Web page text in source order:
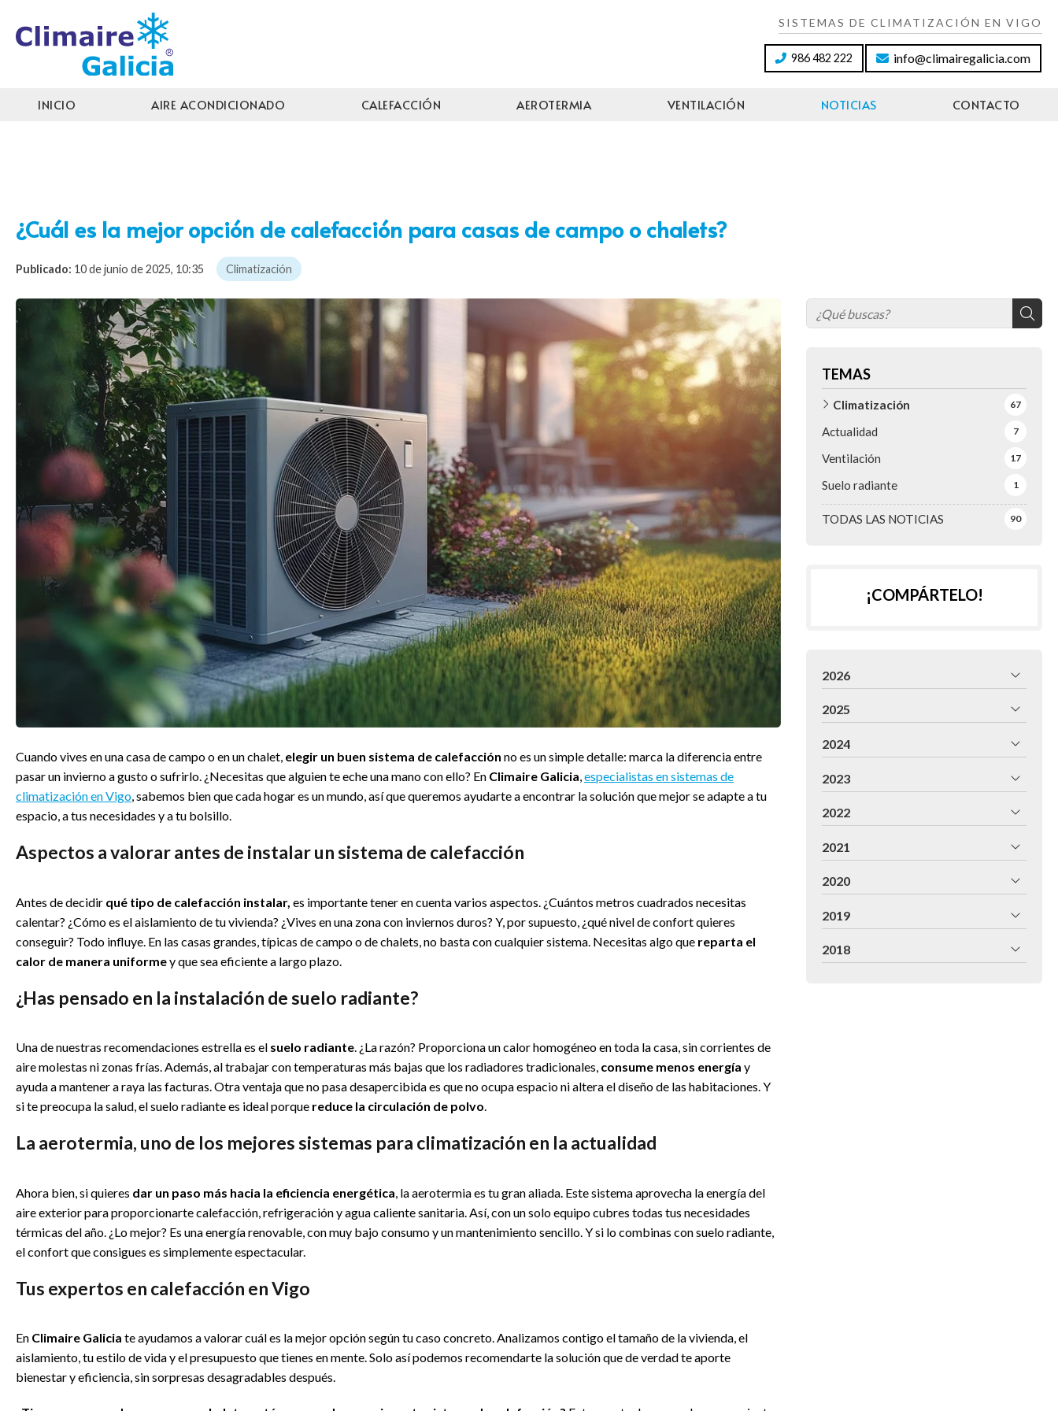
SISTEMAS DE CLIMATIZACIÓN EN VIGO
986 482 222 info@climairegalicia.com
INICIO AIRE ACONDICIONADO CALEFACCIÓN AEROTERMIA VENTILACIÓN NOTICIAS CONTACTO
¿Cuál es la mejor opción de calefacción para casas de campo o chalets?
Publicado: 10 de junio de 2025, 10:35 Climatización
TEMAS
TODAS LAS NOTICIAS 90
Climatización 67
Actualidad 7
Ventilación 17
Suelo radiante 1
Cuando vives en una casa de campo o en un chalet, elegir un buen sistema de calefacción no es un simple detalle: marca la diferencia entre
pasar un invierno a gusto o sufrirlo. ¿Necesitas que alguien te eche una mano con ello? En Climaire Galicia,especialistas en sistemas de
climatización en Vigo, sabemos bien que cada hogar es un mundo, así que queremos ayudarte a encontrar la solución que mejor se adapte a tu
espacio, a tus necesidades y a tu bolsillo.
Aspectos a valorar antes de instalar un sistema de calefacción
Antes de decidir qué tipo de calefacción instalar, es importante tener en cuenta varios aspectos. ¿Cuántos metros cuadrados necesitas
calentar? ¿Cómo es el aislamiento de tu vivienda? ¿Vives en una zona con inviernos duros? Y, por supuesto, ¿qué nivel de confort quieres
conseguir? Todo influye. En las casas grandes, típicas de campo o de chalets, no basta con cualquier sistema. Necesitas algo que reparta el
calor de manera uniformey que sea eficiente a largo plazo.
¿Has pensado en la instalación de suelo radiante?
Una de nuestras recomendaciones estrella es el suelo radiante. ¿La razón? Proporciona un calor homogéneo en toda la casa, sin corrientes de
aire molestas ni zonas frías. Además, al trabajar con temperaturas más bajas que los radiadores tradicionales, consume menos energía y
ayuda a mantener a raya las facturas. Otra ventaja que no pasa desapercibida es que no ocupa espacio ni altera el diseño de las habitaciones. Y
si te preocupa la salud, el suelo radiante es ideal porque reduce la circulación de polvo.
La aerotermia, uno de los mejores sistemas para climatización en la actualidad
Ahora bien, si quieres dar un paso más hacia la eficiencia energética , la aerotermia es tu gran aliada. Este sistema aprovecha la energía del
aire exterior para proporcionarte calefacción, refrigeración y agua caliente sanitaria. Así, con un solo equipo cubres todas tus necesidades
térmicas del año. ¿Lo mejor? Es una energía renovable, con muy bajo consumo y un mantenimiento sencillo. Y si lo combinas con suelo radiante,
el confort que consigues es simplemente espectacular.
Tus expertos en calefacción en Vigo
En Climaire Galicia te ayudamos a valorar cuál es la mejor opción según tu caso concreto. Analizamos contigo el tamaño de la vivienda, el
aislamiento, tu estilo de vida y el presupuesto que tienes en mente. Solo así podemos recomendarte la solución que de verdad te aporte
bienestar y eficiencia, sin sorpresas desagradables después.
¡COMPÁRTELO!
2026
2025
2024
2023
2022
2021
2020
2019
2018